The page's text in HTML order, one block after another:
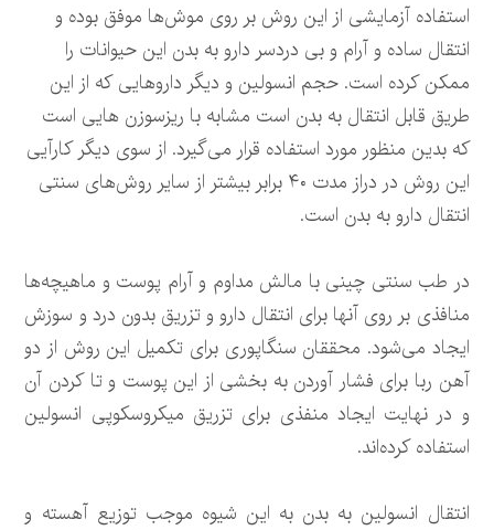
استفاده آزمایشی از این روش بر روی موش‌ها موفق بوده و
انتقال ساده و آرام و بی دردسر دارو به بدن این حیوانات را
ممکن کرده است. حجم انسولین و دیگر داروهایی که از این
طریق قابل انتقال به بدن است مشابه با ریزسوزن هایی است
که بدین منظور مورد استفاده قرار می‌گیرد. از سوی دیگر کارآیی
این روش در دراز مدت ۴۰ برابر بیشتر از سایر روش‌های سنتی
انتقال دارو به بدن است.
در طب سنتی چینی با مالش مداوم و آرام پوست و ماهیچه‌ها
منافذی بر روی آنها برای انتقال دارو و تزریق بدون درد و سوزش
ایجاد می‌شود. محققان سنگاپوری برای تکمیل این روش از دو
آهن ربا برای فشار آوردن به بخشی از این پوست و تا کردن آن
و در نهایت ایجاد منفذی برای تزریق میکروسکوپی انسولین
استفاده کرده‌اند.
انتقال انسولین به بدن به این شیوه موجب توزیع آهسته و